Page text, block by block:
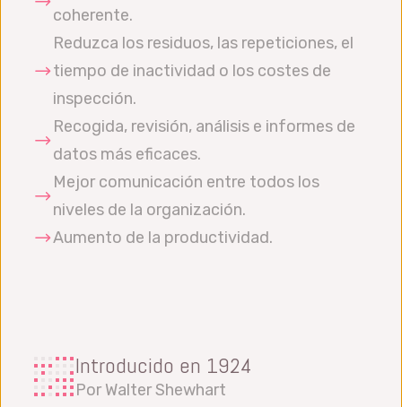
coherente.
Reduzca los residuos, las repeticiones, el
tiempo de inactividad o los costes de
inspección.
Recogida, revisión, análisis e informes de
datos más eficaces.
Mejor comunicación entre todos los
niveles de la organización.
Aumento de la productividad.
Introducido en 1924
Por Walter Shewhart